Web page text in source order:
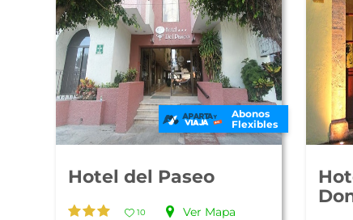
Abonos
Flexibles
Hotel del Paseo
10
Ver Mapa